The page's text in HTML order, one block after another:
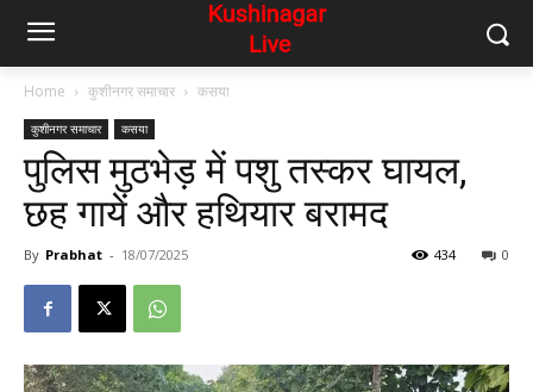
Home कुशीनगर समाचार कसया
कुशीनगर समाचार कसया
पुलिस मुठभेड़ में पशु तस्कर घायल,
छह गायें और हथियार बरामद
By Prabhat - 18/07/2025 0
434